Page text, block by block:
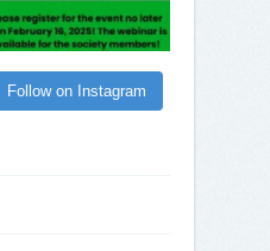
Follow on Instagram